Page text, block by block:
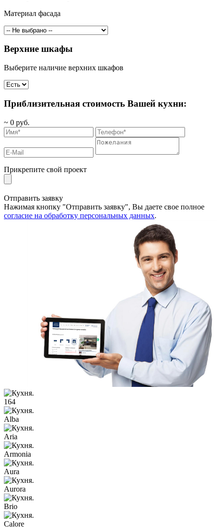
Материал фасада
Верхние шкафы
Выберите наличие верхних шкафов
Приблизительная стоимость Вашей кухни:
~ 0 руб.
Прикрепите свой проект
Отправить заявку
Нажимая кнопку "Отправить заявку", Вы даете свое полное
согласие на обработку персональных данных.
164
Alba
Aria
Armonia
Aura
Aurora
Brio
Calore